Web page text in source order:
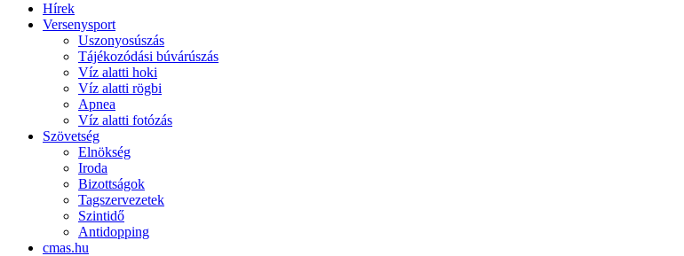
Hírek
Versenysport
Uszonyosúszás
Tájékozódási búvárúszás
Víz alatti hoki
Víz alatti rögbi
Apnea
Víz alatti fotózás
Szövetség
Elnökség
Iroda
Bizottságok
Tagszervezetek
Szintidő
Antidopping
cmas.hu